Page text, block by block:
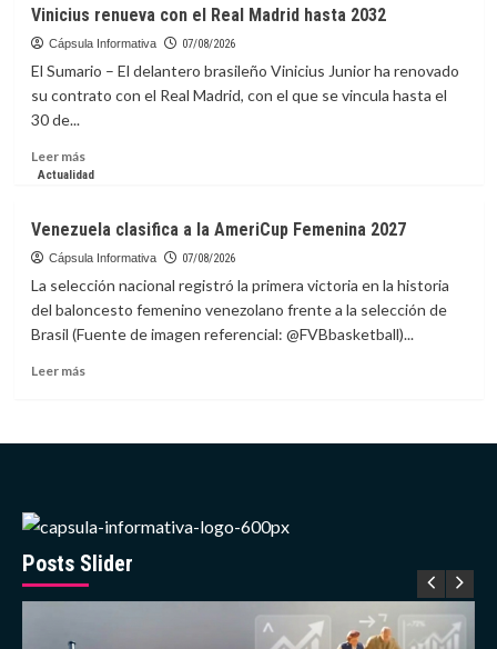
la
absoluta
de
la
NASA
caminata
paneles
la
EEI
Vinicius renueva con el Real Madrid hasta 2032
Cápsula Informativa 07/08/2026
El Sumario – El delantero brasileño Vinicius Junior ha renovado
su contrato con el Real Madrid, con el que se vincula hasta el
30 de...
Leer másLeer
más
renueva
con
Madrid
hasta
Actualidad
Venezuela clasifica a la AmeriCup Femenina 2027
Cápsula Informativa 07/08/2026
La selección nacional registró la primera victoria en la historia
del baloncesto femenino venezolano frente a la selección de
Brasil (Fuente de imagen referencial: @FVBbasketball)...
Leer másLeer
Femenina
2027
Posts Slider